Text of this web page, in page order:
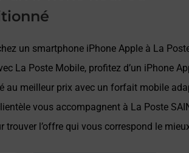
un smartphone iPhone Apple à La
La Poste Mobile, profitez d’un iPhone
au meilleur prix avec un forfait mobile
vous accompagnent à La Poste
trouver l’offre qui vous correspond le